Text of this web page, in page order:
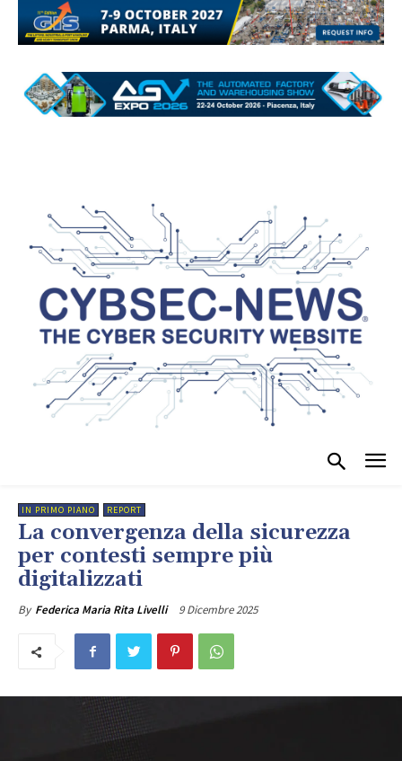
IN PRIMO PIANO REPORT
La convergenza della sicurezza
per contesti sempre più
digitalizzati
By Federica Maria Rita Livelli 9 Dicembre 2025